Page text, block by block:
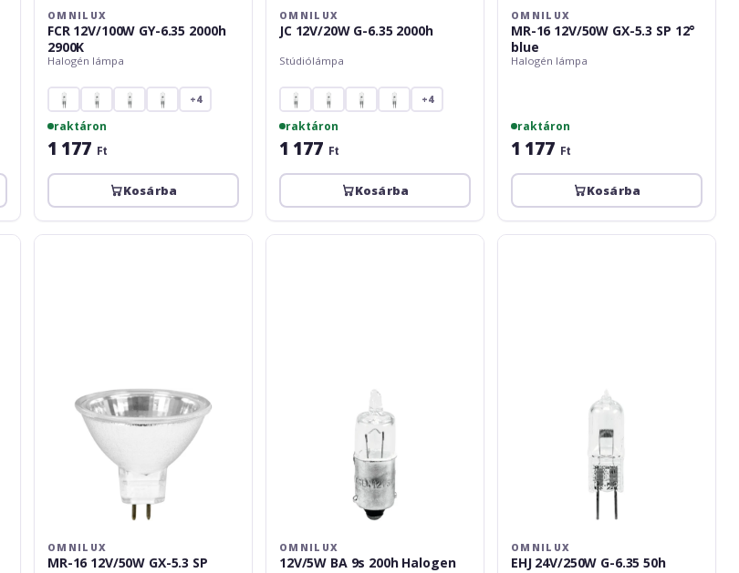
OMNILUX
FCR 12V/100W GY-6.35 2000h
2900K
Halogén lámpa
+4
raktáron
1 177 Ft
Kosárba
OMNILUX
JC 12V/20W G-6.35 2000h
Stúdiólámpa
+4
raktáron
1 177 Ft
Kosárba
OMNILUX
MR-16 12V/50W GX-5.3 SP 12°
blue
Halogén lámpa
raktáron
1 177 Ft
Kosárba
Omnilux
OMNILUX
MR-16 12V/50W GX-5.3 SP
Omnilux
OMNILUX
12V/5W BA 9s 200h Halogen
Omnilux
OMNILUX
EHJ 24V/250W G-6.35 50h